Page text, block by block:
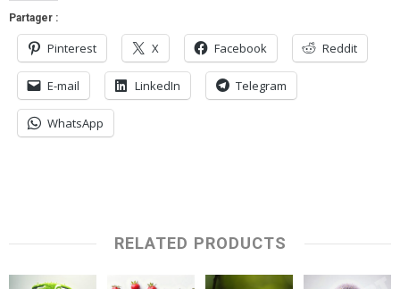
Partager :
Pinterest X Facebook Reddit
E-mail LinkedIn Telegram
WhatsApp
RELATED PRODUCTS